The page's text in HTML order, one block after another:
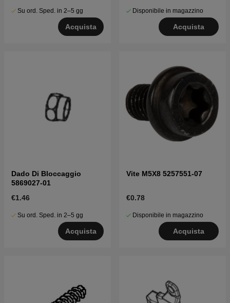
Su ord. Sped. in 2–5 gg
Acquista
Disponibile in magazzino
Acquista
Dado Di Bloccaggio
5869027-01
€1.46
Su ord. Sped. in 2–5 gg
Acquista
Vite M5X8 5257551-07
€0.78
Disponibile in magazzino
Acquista